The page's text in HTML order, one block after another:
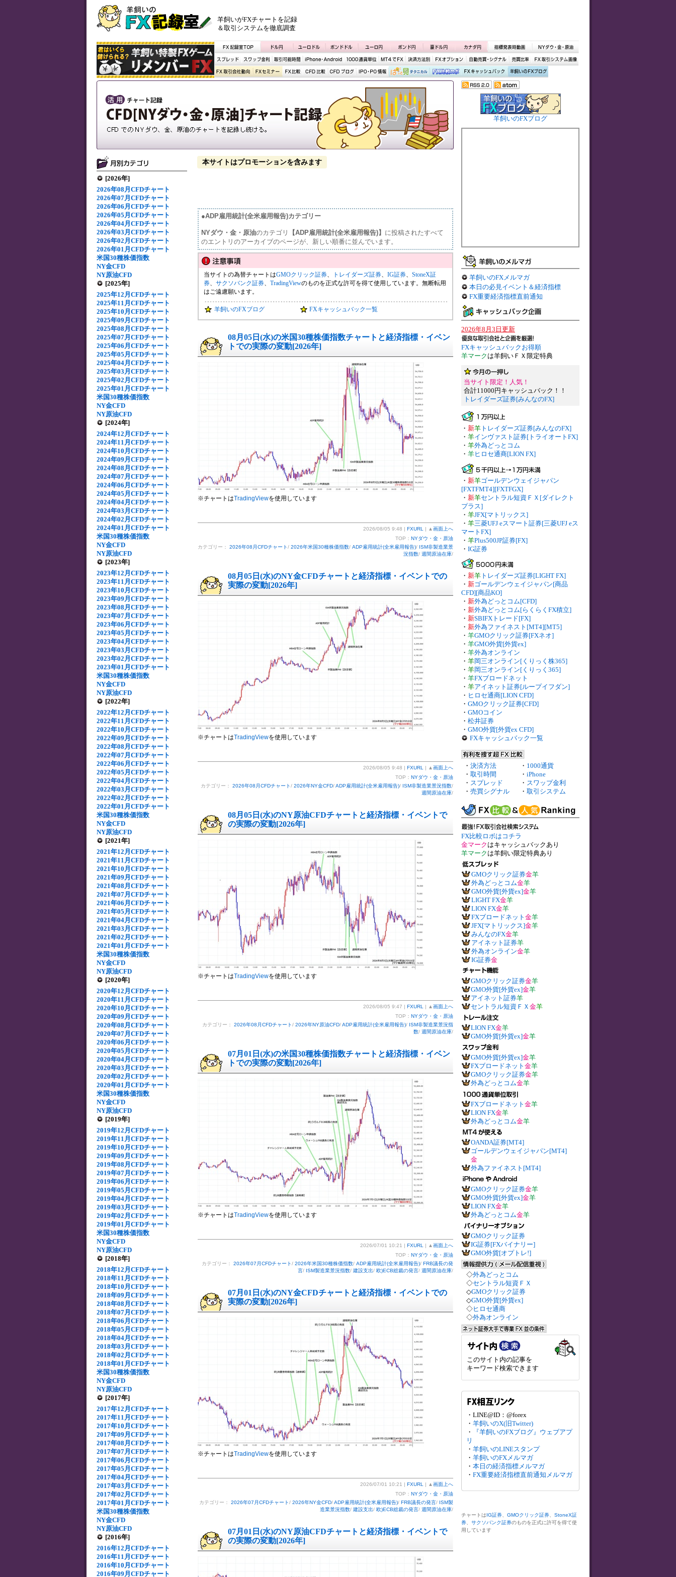
羊飼いがFXチャートを記録
＆取引システムを徹底調査
[2026年]
2026年08月CFDチャート
2026年07月CFDチャート
2026年06月CFDチャート
2026年05月CFDチャート
2026年04月CFDチャート
2026年03月CFDチャート
2026年02月CFDチャート
2026年01月CFDチャート
米国30種株価指数
NY金CFD
NY原油CFD
[2025年]
2025年12月CFDチャート
2025年11月CFDチャート
2025年10月CFDチャート
2025年09月CFDチャート
2025年08月CFDチャート
2025年07月CFDチャート
2025年06月CFDチャート
2025年05月CFDチャート
2025年04月CFDチャート
2025年03月CFDチャート
2025年02月CFDチャート
2025年01月CFDチャート
米国30種株価指数
NY金CFD
NY原油CFD
[2024年]
2024年12月CFDチャート
2024年11月CFDチャート
2024年10月CFDチャート
2024年09月CFDチャート
2024年08月CFDチャート
2024年07月CFDチャート
2024年06月CFDチャート
2024年05月CFDチャート
2024年04月CFDチャート
2024年03月CFDチャート
2024年02月CFDチャート
2024年01月CFDチャート
米国30種株価指数
NY金CFD
NY原油CFD
[2023年]
2023年12月CFDチャート
2023年11月CFDチャート
2023年10月CFDチャート
2023年09月CFDチャート
2023年08月CFDチャート
2023年07月CFDチャート
2023年06月CFDチャート
2023年05月CFDチャート
2023年04月CFDチャート
2023年03月CFDチャート
2023年02月CFDチャート
2023年01月CFDチャート
米国30種株価指数
NY金CFD
NY原油CFD
[2022年]
2022年12月CFDチャート
2022年11月CFDチャート
2022年10月CFDチャート
2022年09月CFDチャート
2022年08月CFDチャート
2022年07月CFDチャート
2022年06月CFDチャート
2022年05月CFDチャート
2022年04月CFDチャート
2022年03月CFDチャート
2022年02月CFDチャート
2022年01月CFDチャート
米国30種株価指数
NY金CFD
NY原油CFD
[2021年]
2021年12月CFDチャート
2021年11月CFDチャート
2021年10月CFDチャート
2021年09月CFDチャート
2021年08月CFDチャート
2021年07月CFDチャート
2021年06月CFDチャート
2021年05月CFDチャート
2021年04月CFDチャート
2021年03月CFDチャート
2021年02月CFDチャート
2021年01月CFDチャート
米国30種株価指数
NY金CFD
NY原油CFD
[2020年]
2020年12月CFDチャート
2020年11月CFDチャート
2020年10月CFDチャート
2020年09月CFDチャート
2020年08月CFDチャート
2020年07月CFDチャート
2020年06月CFDチャート
2020年05月CFDチャート
2020年04月CFDチャート
2020年03月CFDチャート
2020年02月CFDチャート
2020年01月CFDチャート
米国30種株価指数
NY金CFD
NY原油CFD
[2019年]
2019年12月CFDチャート
2019年11月CFDチャート
2019年10月CFDチャート
2019年09月CFDチャート
2019年08月CFDチャート
2019年07月CFDチャート
2019年06月CFDチャート
2019年05月CFDチャート
2019年04月CFDチャート
2019年03月CFDチャート
2019年02月CFDチャート
2019年01月CFDチャート
米国30種株価指数
NY金CFD
NY原油CFD
[2018年]
2018年12月CFDチャート
2018年11月CFDチャート
2018年10月CFDチャート
2018年09月CFDチャート
2018年08月CFDチャート
2018年07月CFDチャート
2018年06月CFDチャート
2018年05月CFDチャート
2018年04月CFDチャート
2018年03月CFDチャート
2018年02月CFDチャート
2018年01月CFDチャート
米国30種株価指数
NY金CFD
NY原油CFD
[2017年]
2017年12月CFDチャート
2017年11月CFDチャート
2017年10月CFDチャート
2017年09月CFDチャート
2017年08月CFDチャート
2017年07月CFDチャート
2017年06月CFDチャート
2017年05月CFDチャート
2017年04月CFDチャート
2017年03月CFDチャート
2017年02月CFDチャート
2017年01月CFDチャート
米国30種株価指数
NY金CFD
NY原油CFD
[2016年]
2016年12月CFDチャート
2016年11月CFDチャート
2016年10月CFDチャート
2016年09月CFDチャート
本サイトはプロモーションを含みます
●ADP雇用統計(全米雇用報告)カテゴリー
NYダウ・金・原油のカテゴリ 【ADP雇用統計(全米雇用報告)】 に投稿されたすべて
のエントリのアーカイブのページが、新しい順番に並んでいます。
当サイトの為替チャートはGMOクリック証券、 トレイダーズ証券、 IG証券、 StoneX証
券、 サクソバンク証券、 TradingViewのものを正式な許可を得て使用しています。無断転用
はご遠慮願います。
羊飼いのFXブログ FXキャッシュバック一覧
08月05日(水)の米国30種株価指数チャートと経済指標・イベン
トでの実際の変動[2026年]
※チャートはTradingViewを使用しています
2026/08/05 9:48 | FXURL | ▲ 画面上へ
TOP： NYダウ・金・原油
カテゴリー： 2026年08月CFDチャート/ 2026年米国30種株価指数/ ADP雇用統計(全米雇用報告)/ ISM非製造業景
況指数/ 週間原油在庫/
08月05日(水)のNY金CFDチャートと経済指標・イベントでの
実際の変動[2026年]
※チャートはTradingViewを使用しています
2026/08/05 9:48 | FXURL | ▲ 画面上へ
TOP： NYダウ・金・原油
カテゴリー： 2026年08月CFDチャート/ 2026年NY金CFD/ADP雇用統計(全米雇用報告)/ ISM非製造業景況指数/
週間原油在庫/
08月05日(水)のNY原油CFDチャートと経済指標・イベントで
の実際の変動[2026年]
※チャートはTradingViewを使用しています
2026/08/05 9:47 | FXURL | ▲ 画面上へ
TOP： NYダウ・金・原油
カテゴリー： 2026年08月CFDチャート/ 2026年NY原油CFD/ADP雇用統計(全米雇用報告)/ ISM非製造業景況指
数/ 週間原油在庫/
07月01日(水)の米国30種株価指数チャートと経済指標・イベン
トでの実際の変動[2026年]
※チャートはTradingViewを使用しています
2026/07/01 10:21 | FXURL | ▲ 画面上へ
TOP： NYダウ・金・原油
カテゴリー： 2026年07月CFDチャート/ 2026年米国30種株価指数/ ADP雇用統計(全米雇用報告)/ FRB議長の発
言/ ISM製造業景況指数/ 建設支出/ 欧)ECB総裁の発言/ 週間原油在庫/
07月01日(水)のNY金CFDチャートと経済指標・イベントでの
実際の変動[2026年]
※チャートはTradingViewを使用しています
2026/07/01 10:21 | FXURL | ▲ 画面上へ
TOP： NYダウ・金・原油
カテゴリー： 2026年07月CFDチャート/ 2026年NY金CFD/ADP雇用統計(全米雇用報告)/ FRB議長の発言/ ISM製
造業景況指数/ 建設支出/ 欧)ECB総裁の発言/ 週間原油在庫/
07月01日(水)のNY原油CFDチャートと経済指標・イベントで
の実際の変動[2026年]
羊飼いのFXブログ
羊飼いのFXメルマガ
本日の必見イベント＆経済指標
FX重要経済指標直前通知
2026年8月3日更新
FXキャッシュバックお得順
羊マーク は羊飼いＦＸ限定特典
当サイト限定！人気！
合計11000円キャッシュバック！！
トレイダーズ証券[みんなのFX]
・ 新羊 トレイダーズ証券[みんなのFX]
・ 羊インヴァスト証券[トライオートFX]
・ 羊外為どっとコム
・ 羊ヒロセ通商[LION FX]
・ 新羊ゴールデンウェイジャパン
[FXTFMT4][FXTFGX]
・ 新羊セントラル短資ＦＸ[ダイレクト
プラス]
・ 羊JFX[マトリックス]
・ 羊三菱UFJ eスマート証券[三菱UFJ eス
マートFX]
・ 羊Plus500JP証券[FX]
・ IG証券
・ 新羊 トレイダーズ証券[LIGHT FX]
・ 新ゴールデンウェイジャパン[商品
CFD][商品KO]
・ 新外為どっとコム[CFD]
・ 新外為どっとコム[らくらくFX積立]
・ 新SBIFXトレード[FX]
・ 新外為ファイネスト[MT4][MT5]
・ 羊GMOクリック証券[FXネオ]
・ 羊GMO外貨[外貨ex]
・ 羊外為オンライン
・ 羊岡三オンライン[くりっく株365]
・ 羊岡三オンライン[くりっく365]
・ 羊FXブロードネット
・ 羊アイネット証券[ループイフダン]
・ ヒロセ通商[LION CFD]
・ GMOクリック証券[CFD]
・ GMOコイン
・ 松井証券
・ GMO外貨[外貨ex CFD]
FXキャッシュバック一覧
・ 決済方法 ・ 1000通貨
・ 取引時間 ・ iPhone
・ スプレッド ・ スワップ金利
・ 売買シグナル ・ 取引システム
FX比較ロボはコチラ
金マーク はキャッシュバックあり
羊マーク は羊飼い限定特典あり
GMOクリック証券金羊
外為どっとコム金羊
GMO外貨[外貨ex]金羊
LIGHT FX金羊
LION FX金羊
FXブロードネット 金羊
JFX[マトリックス]金羊
みんなのFX金羊
アイネット証券羊
外為オンライン金羊
IG証券金
GMOクリック証券金羊
GMO外貨[外貨ex]金羊
アイネット証券羊
セントラル短資ＦＸ 金羊
LION FX金羊
GMO外貨[外貨ex]金羊
GMO外貨[外貨ex]金羊
FXブロードネット 金羊
GMOクリック証券金羊
外為どっとコム金羊
FXブロードネット 金羊
LION FX金羊
外為どっとコム金羊
OANDA証券[MT4]
ゴールデンウェイジャパン[MT4]
金
外為ファイネスト[MT4]
GMOクリック証券金羊
GMO外貨[外貨ex]金羊
LION FX金羊
外為どっとコム金羊
GMOクリック証券
IG証券[FXバイナリー]
GMO外貨[オプトレ!]
◇外為どっとコム
◇セントラル短資ＦＸ
◇GMOクリック証券
◇GMO外貨[外貨ex]
◇ヒロセ通商
◇外為オンライン
このサイト内の記事を
キーワード検索できます
・LINE@ID：@forex
・ 羊飼いのX(旧Twitter)
・
『羊飼いのFXブログ』ウェブアプ
リ
・ 羊飼いのLINEスタンプ
・ 羊飼いのFXメルマガ
・ 本日の経済指標メルマガ
・ FX重要経済指標直前通知メルマガ
チャートはIG証券 GMOクリック証券
StoneX証
券
サクソバンク証券のものを正式に許可を得て使
用しています